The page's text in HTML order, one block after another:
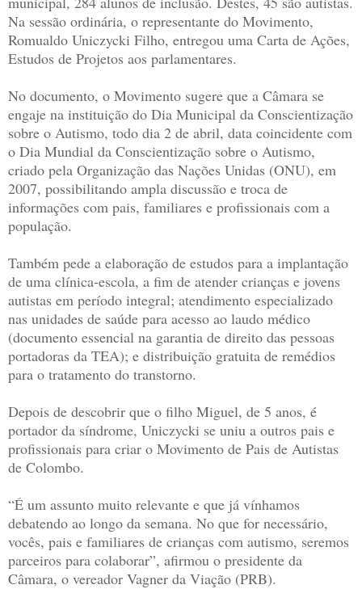
Na sessão ordinária, o representante do Movimento,
Romualdo Uniczycki Filho, entregou uma Carta de Ações,
Estudos de Projetos aos parlamentares.
No documento, o Movimento sugere que a Câmara se
engaje na instituição do Dia Municipal da Conscientização
sobre o Autismo, todo dia 2 de abril, data coincidente com
o Dia Mundial da Conscientização sobre o Autismo,
criado pela Organização das Nações Unidas (ONU), em
2007, possibilitando ampla discussão e troca de
informações com pais, familiares e profissionais com a
população.
Também pede a elaboração de estudos para a implantação
de uma clínica-escola, a fim de atender crianças e jovens
autistas em período integral; atendimento especializado
nas unidades de saúde para acesso ao laudo médico
(documento essencial na garantia de direito das pessoas
portadoras da TEA); e distribuição gratuita de remédios
para o tratamento do transtorno.
Depois de descobrir que o filho Miguel, de 5 anos, é
portador da síndrome, Uniczycki se uniu a outros pais e
profissionais para criar o Movimento de Pais de Autistas
de Colombo.
“É um assunto muito relevante e que já vínhamos
debatendo ao longo da semana. No que for necessário,
vocês, pais e familiares de crianças com autismo, seremos
parceiros para colaborar”, afirmou o presidente da
Câmara, o vereador Vagner da Viação (PRB).